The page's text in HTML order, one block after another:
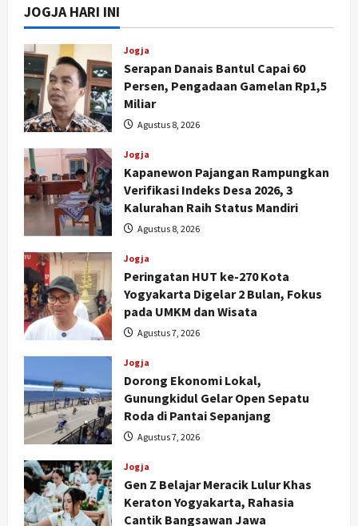
JOGJA HARI INI
Jogja
Serapan Danais Bantul Capai 60
Persen, Pengadaan Gamelan Rp1,5
Miliar
Agustus 8, 2026
Jogja
Kapanewon Pajangan Rampungkan
Verifikasi Indeks Desa 2026, 3
Kalurahan Raih Status Mandiri
Agustus 8, 2026
Jogja
Peringatan HUT ke-270 Kota
Yogyakarta Digelar 2 Bulan, Fokus
pada UMKM dan Wisata
Agustus 7, 2026
Jogja
Dorong Ekonomi Lokal,
Gunungkidul Gelar Open Sepatu
Roda di Pantai Sepanjang
Agustus 7, 2026
Jogja
Gen Z Belajar Meracik Lulur Khas
Keraton Yogyakarta, Rahasia
Cantik Bangsawan Jawa
Serapan Danais Bantul Capai 60